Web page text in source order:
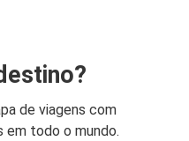
de viagens com
em todo o mundo.